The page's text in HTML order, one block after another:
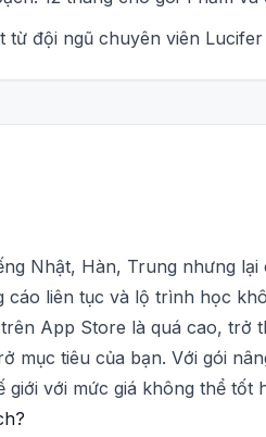
đội ngũ chuyên viên Lucifer
Nhật, Hàn, Trung nhưng
liên tục và lộ trình học
App Store là quá cao, trở
mục tiêu của bạn. Với gói
với mức giá không thể tốt